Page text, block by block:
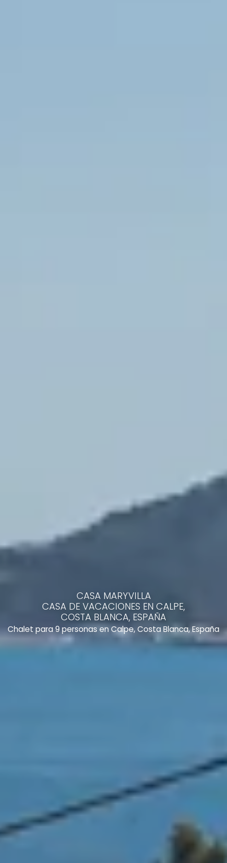
CASA MARYVILLA
CASA DE VACACIONES EN CALPE,
COSTA BLANCA, ESPAÑA
Chalet para 9 personas en Calpe, Costa Blanca, España